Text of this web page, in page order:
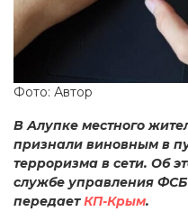
Фото: Автор
В Алупке местного
признали виновным в
терроризма в сети. Об
службе управления
передаетКП-Крым.